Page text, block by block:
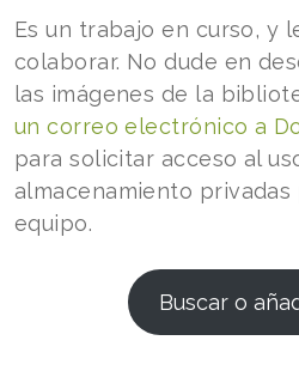
Es un trabajo en curso, y
colaborar. No dude en
las imágenes de la
un correo electrónico a
para solicitar acceso al
almacenamiento
equipo.
Buscar o